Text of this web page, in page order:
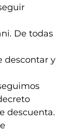
De todas
descontar y
descuenta.